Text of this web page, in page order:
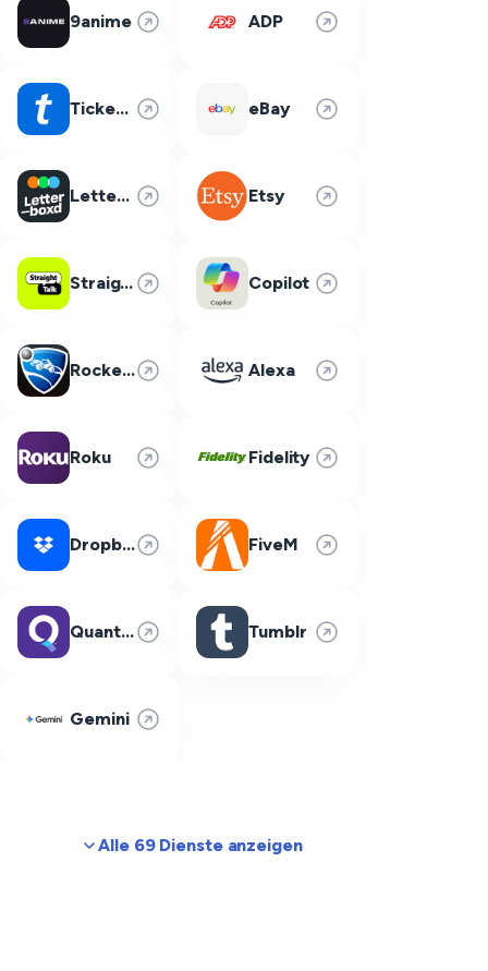
9anime ADP
Ticketmaster eBay
Letterboxd Etsy
Straight Talk Copilot
Rocket League Alexa
Roku Fidelity
Dropbox FiveM
Quantum Fiber Tumblr
Gemini
Alle 69 Dienste anzeigen